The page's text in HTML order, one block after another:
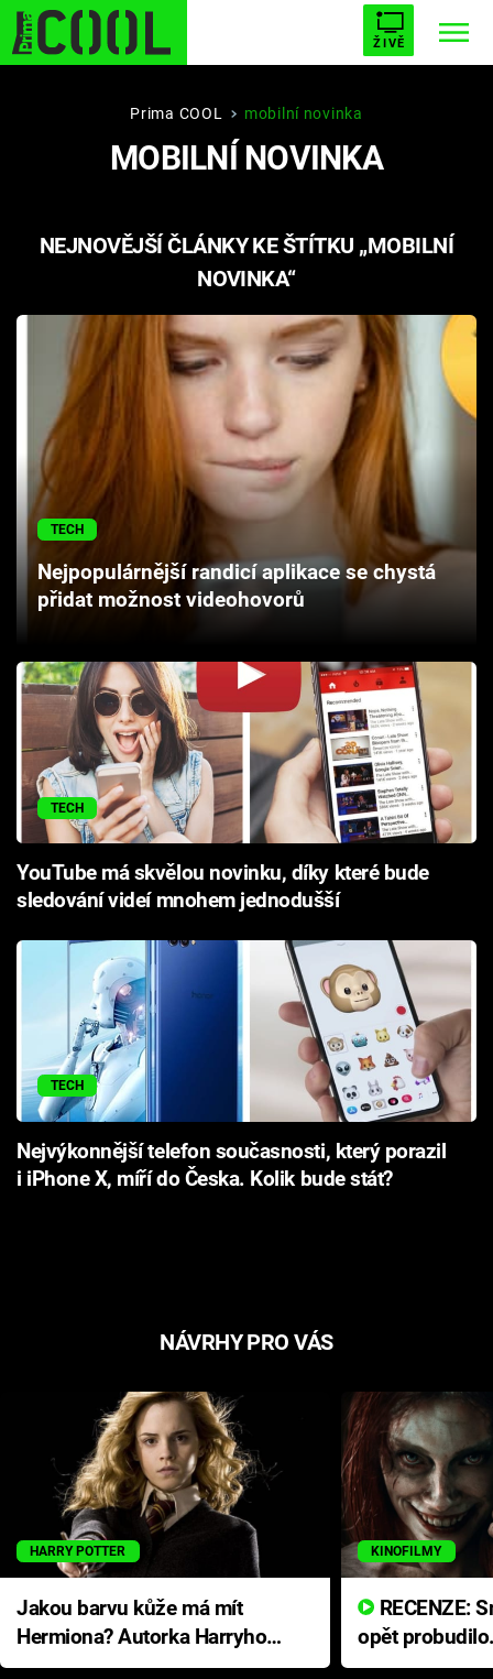
ŽIVĚ
STARHOUSE BUFFY, PŘEMOŽITELKA UPÍRŮ
PLNEJ KOTEL AVENGERS 5
Filmy
Seriály
Hry
Cool Esport
Pořady
Sledujte prima+
Přihlášení
Sledujte nás
Prima COOL mobilní novinka
MOBILNÍ NOVINKA
NEJNOVĚJŠÍ ČLÁNKY KE ŠTÍTKU „MOBILNÍ
NOVINKA“
TECH
Nejpopulárnější randicí aplikace se chystá
přidat možnost videohovorů
TECH
YouTube má skvělou novinku, díky které bude
sledování videí mnohem jednodušší
TECH
Nejvýkonnější telefon současnosti, který porazil
i iPhone X, míří do Česka. Kolik bude stát?
NÁVRHY PRO VÁS
HARRY POTTER
Jakou barvu kůže má mít
Hermiona? Autorka Harryho
Pottera přišla s ráznou
KINOFILMY
opět
přichází s